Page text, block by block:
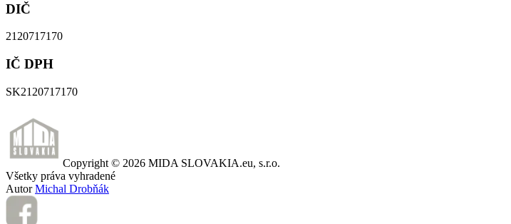
DIČ
2120717170
IČ DPH
SK2120717170
Copyright © 2026 MIDA SLOVAKIA.eu, s.r.o.
Všetky práva vyhradené
Autor Michal Drobňák